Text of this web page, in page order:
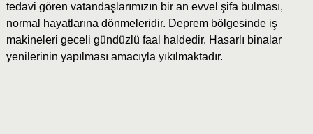
tedavi gören vatandaşlarımızın bir an evvel şifa bulması,
normal hayatlarına dönmeleridir. Deprem bölgesinde iş
makineleri geceli gündüzlü faal haldedir. Hasarlı binalar
yenilerinin yapılması amacıyla yıkılmaktadır.